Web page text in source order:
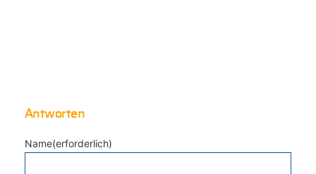
Antworten
Name(erforderlich)